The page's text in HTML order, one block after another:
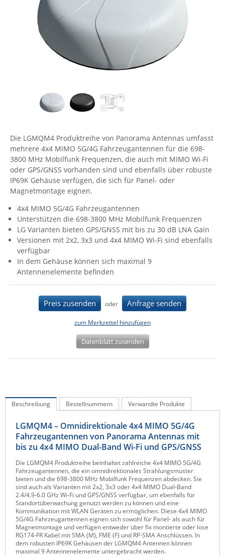
Energiemessung
Energieverteilung
IP, WLAN & GSM Sensorik
Datenlogger
IoT - Internet of Things
Remote I/O
IPC, Industrielle Netzwerktechnik & WLAN
Industrielle Netzwerktechnik / Kommunikation
Industrielle Computer
IT Netzwerktechnik / Kommunikation
Comet System
CompleTech
Contemporary Controls
Enginko - mcf88
Gefen
Gude
Guntermann & Drunck
High Sec Labs
HW group
Icron
IEC Lock
Ihse
Kerlink
Kramer Electronics
KVM TEC
Panorama Antennas
Power Kingdom
Poynting
Raritan
Riello UPS
Server Technology
Siretta
SIRIO Antenne
Sunbird
Die LGMQM4 Produktreihe von Panorama Antennas umfasst
mehrere 4x4 MIMO 5G/4G Fahrzeugantennen für die 698-
3800 MHz Mobilfunk Frequenzen, die auch mit MIMO Wi-Fi
oder GPS/GNSS vorhanden sind und ebenfalls über robuste
IP69K Gehäuse verfügen, die sich für Panel- oder
Magnetmontage eignen.
4x4 MIMO 5G/4G Fahrzeugantennen
Unterstützen die 698-3800 MHz Mobilfunk Frequenzen
LG Varianten bieten GPS/GNSS mit bis zu 30 dB LNA Gain
Versionen mit 2x2, 3x3 und 4x4 MIMO Wi-Fi sind ebenfalls
verfügbar
In dem Gehäuse können sich maximal 9
Antennenelemente befinden
Preis zusenden oder Anfrage senden
zum Merkzettel hinzufügen
Datenblatt zusenden
Beschreibung Bestellnummern Verwandte Produkte
LGMQM4 – Omnidirektionale 4x4 MIMO 5G/4G
Fahrzeugantennen von Panorama Antennas mit
bis zu 4x4 MIMO Dual-Band Wi-Fi und GPS/GNSS
Die LGMQM4 Produktreihe beinhaltet zahlreiche 4x4 MIMO 5G/4G
Fahrzeugantennen, die ein omnidirektionales Strahlungsmuster
bieten und die 698-3800 MHz Mobilfunk Frequenzen abdecken. Sie
sind auch als Varianten mit 2x2, 3x3 oder 4x4 MIMO Dual-Band
2.4/4.9-6.0 GHz Wi-Fi und GPS/GNSS verfügbar, um ebenfalls für
Standortüberwachung genutzt werden zu können und eine
Kommunikation mit WLAN Geräten zu ermöglichen. Diese 4x4 MIMO
5G/4G Fahrzeugantennen eignen sich sowohl für Panel- als auch für
Magnetmontage und verfügen entweder über fix montierte oder lose
RG174-FR Kabel mit SMA (M), FME (F) und RP-SMA Anschlüssen. In
dem robusten IP69K Gehäusen der LGMQM4 Antennen können
maximal 9 Antennenelemente untergebracht werden.